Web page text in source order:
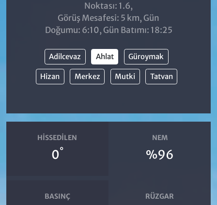
Noktası: 1.6,
Görüş Mesafesi: 5 km, Gün
Doğumu: 6:10, Gün Batımı: 18:25
Adilcevaz Ahlat Güroymak
Hizan Merkez Mutki Tatvan
HISSEDILEN
0°
NEM
%96
BASINÇ RÜZGAR